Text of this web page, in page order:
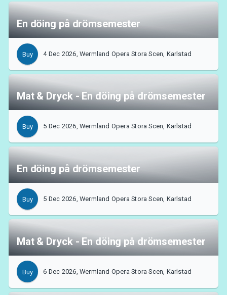
About Tickster
En döing på drömsemester
Buy 4 Dec 2026, Wermland Opera Stora Scen, Karlstad
Mat & Dryck - En döing på drömsemester
Buy 5 Dec 2026, Wermland Opera Stora Scen, Karlstad
En döing på drömsemester
Buy 5 Dec 2026, Wermland Opera Stora Scen, Karlstad
Mat & Dryck - En döing på drömsemester
Buy 6 Dec 2026, Wermland Opera Stora Scen, Karlstad